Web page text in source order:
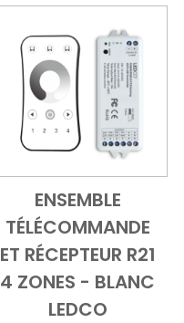
Add to Cart
Vue
ENSEMBLE
TÉLÉCOMMANDE
ET RÉCEPTEUR R21
4 ZONES - BLANC
LEDCO